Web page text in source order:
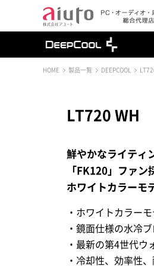
HOME 製品一覧 DEEPCOOL
LT720 WH
鮮やかなライティ
「FK120」ファ
ホワイトカラーモ
・ホワイトカラー
・鏡面仕様の水冷
・最新の第4世代ウ
・冷却性、効率性